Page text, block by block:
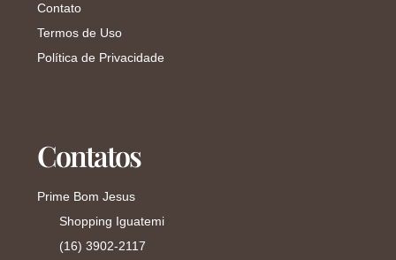
Contato
Termos de Uso
Política de Privacidade
Contatos
Prime Bom Jesus
Shopping Iguatemi
(16) 3902-2117